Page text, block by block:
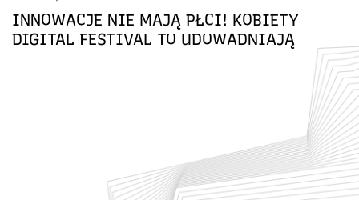
INNOWACJE NIE MAJĄ PŁCI! KOBIETY
DIGITAL FESTIVAL TO UDOWADNIAJĄ